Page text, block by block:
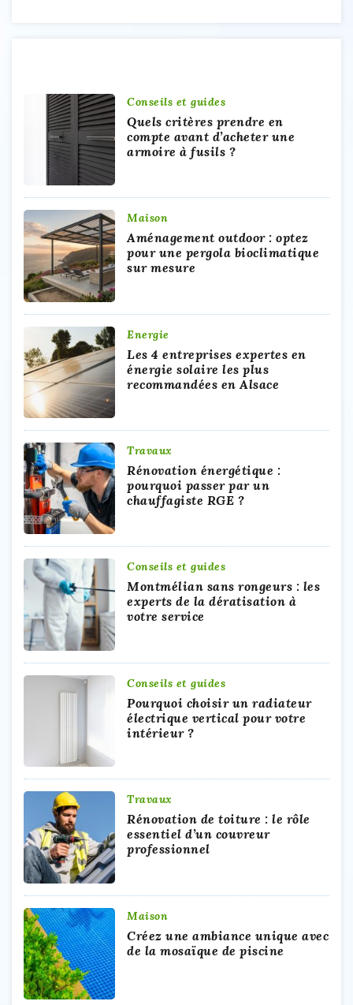
Conseils et guides
Quels critères prendre en
compte avant d’acheter une
armoire à fusils ?
Maison
Aménagement outdoor : optez
pour une pergola bioclimatique
sur mesure
Energie
Les 4 entreprises expertes en
énergie solaire les plus
recommandées en Alsace
Travaux
Rénovation énergétique :
pourquoi passer par un
chauffagiste RGE ?
Conseils et guides
Montmélian sans rongeurs : les
experts de la dératisation à
votre service
Conseils et guides
Pourquoi choisir un radiateur
électrique vertical pour votre
intérieur ?
Travaux
Rénovation de toiture : le rôle
essentiel d’un couvreur
professionnel
Maison
Créez une ambiance unique avec
de la mosaïque de piscine